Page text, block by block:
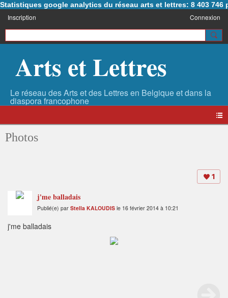
Statistiques google analytics du réseau arts et lettres: 8 403 746
Inscription Connexion
Arts et Lettres
Photos
1
j'me balladais
Publié(e) par Stella KALOUDIS le 16 février 2014 à 10:21
j'me balladais